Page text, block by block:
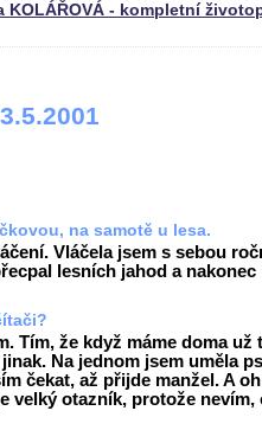
KOLÁŘOVÁ - kompletní
na samotě u lesa.
Vláčela jsem s sebou
lesních jahod a nakonec
Tím, že když máme doma už
Na jednom jsem uměla
čekat, až přijde manžel. A
velký otazník, protože nevím,